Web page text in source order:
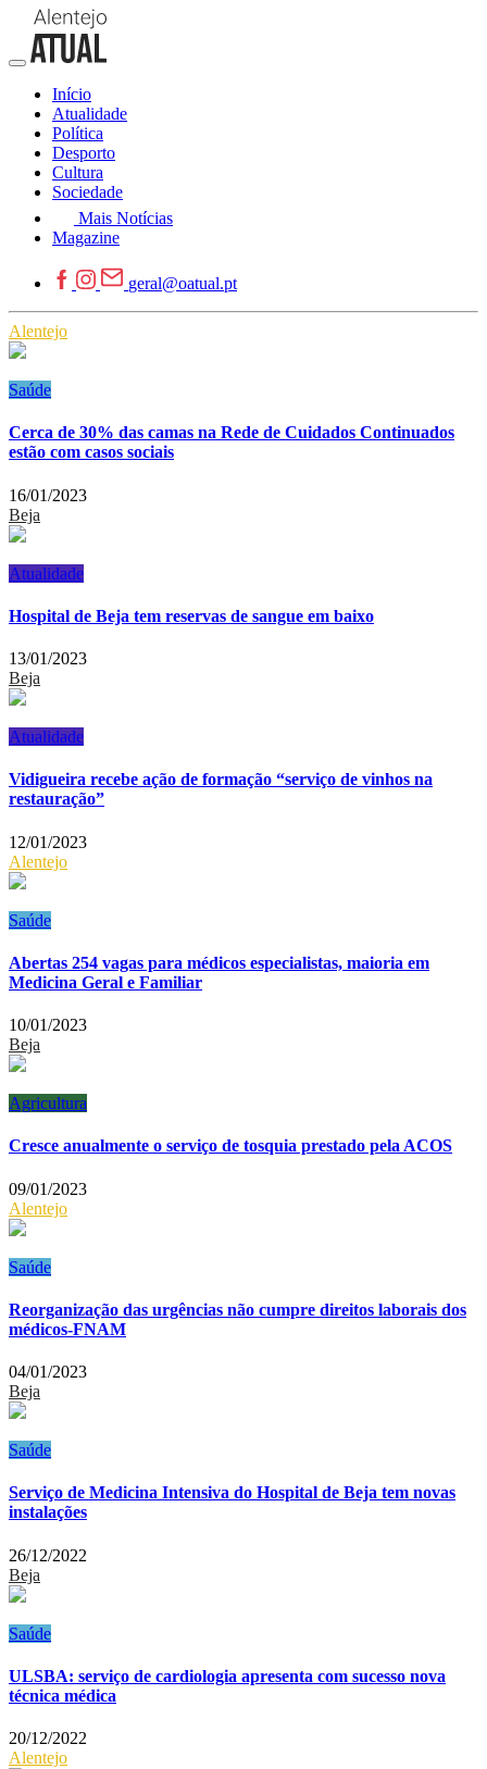
Início
Atualidade
Política
Desporto
Cultura
Sociedade
Mais Notícias
Magazine
geral@oatual.pt
Alentejo
Saúde
Cerca de 30% das camas na Rede de Cuidados Continuados
estão com casos sociais
16/01/2023
Beja
Atualidade
Hospital de Beja tem reservas de sangue em baixo
13/01/2023
Beja
Atualidade
Vidigueira recebe ação de formação “serviço de vinhos na
restauração”
12/01/2023
Alentejo
Saúde
Abertas 254 vagas para médicos especialistas, maioria em
Medicina Geral e Familiar
10/01/2023
Beja
Agricultura
Cresce anualmente o serviço de tosquia prestado pela ACOS
09/01/2023
Alentejo
Saúde
Reorganização das urgências não cumpre direitos laborais dos
médicos-FNAM
04/01/2023
Beja
Saúde
Serviço de Medicina Intensiva do Hospital de Beja tem novas
instalações
26/12/2022
Beja
Saúde
ULSBA: serviço de cardiologia apresenta com sucesso nova
técnica médica
20/12/2022
Alentejo